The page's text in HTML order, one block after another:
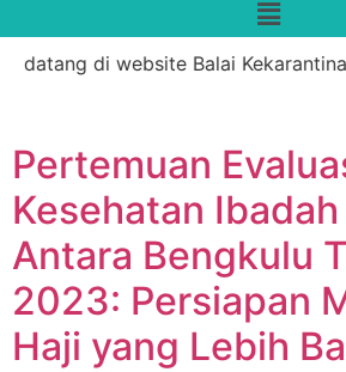
di website Balai
Pertemuan
Kesehatan
Antara Bengkulu
2023: Persiapan
Haji yang Lebih